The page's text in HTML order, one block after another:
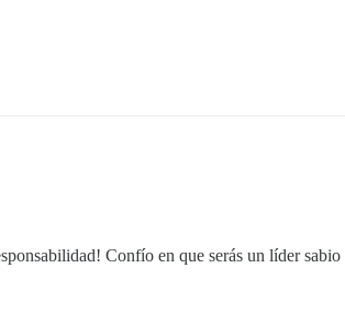
Confío en que serás un líder sabio